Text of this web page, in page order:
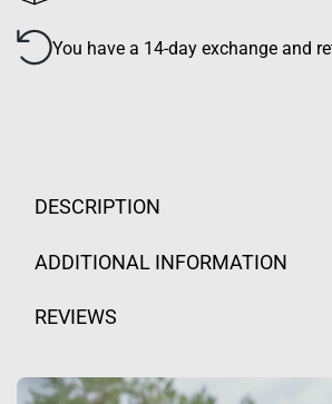
You have a 14-day exchange and
DESCRIPTION
ADDITIONAL INFORMATION
REVIEWS